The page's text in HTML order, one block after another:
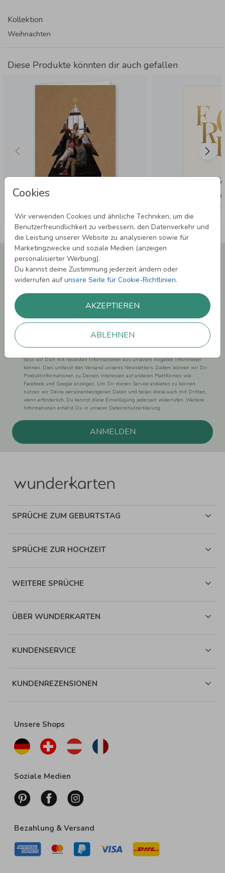
Cookies
Wir verwenden Cookies und ähnliche Techniken, um die
Benutzerfreundlichkeit zu verbessern, den Datenverkehr und
die Leistung unserer Website zu analysieren sowie für
Marketingzwecke und soziale Medien (anzeigen
personalisierter Werbung).
Du kannst deine Zustimmung jederzeit ändern oder
widerrufen aufunsere Seite für Cookie-Richtlinien.
AKZEPTIEREN
ABLEHNEN
Kollektion
Weihnachten
Diese Produkte könnten dir auch gefallen
Newsletter abonnieren und 5,00 € Rabatt**
sichern!
Melde Dich zu unserem Newsletter an und bleibe auf dem
Laufenden.
dass wir Dich mit neuesten Informationen aus unserem Angebot informieren
können. Dies umfasst den Versand unseres Newsletters. Zudem können wir Dir
Produktinformationen zu Deinen Interessen auf anderen Plattformen wie
Facebook und Google anzeigen. Um Dir diesen Service anbieten zu können,
nutzen wir Deine personenbezogenen Daten und teilen diese auch mit Dritten,
wenn erforderlich. Du kannst diese Einwilligung jederzeit widerrufen. Weitere
Informationen erhätst Du in unserer Datenschutzerklärung.
ANMELDEN
SPRÜCHE ZUM GEBURTSTAG
SPRÜCHE ZUR HOCHZEIT
WEITERE SPRÜCHE
ÜBER WUNDERKARTEN
KUNDENSERVICE
KUNDENREZENSIONEN
Unsere Shops
Soziale Medien
Bezahlung & Versand